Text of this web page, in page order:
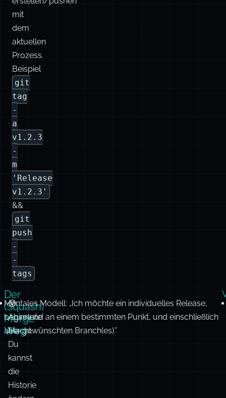
Prozess.
Beispiel
git
tag
-
a
v1.2.3
-
m
'Release
v1.2.3'
&&
git
push
-
-
tags
😰
Absolute
Macht.
Du
kannst
die
Historie
ändern.
(Okay,
sowohl
Vor-
Der
(Squash)
Merge-
Weg
Mentales Modell: „Ich möchte ein individuelles Release,
beginnend an einem bestimmten Punkt, und einschließlich
aller gewünschten Branch(es).”